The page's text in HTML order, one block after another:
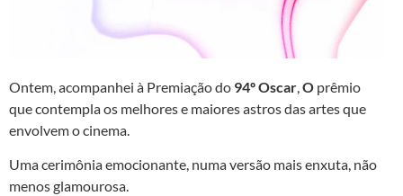
Ontem, acompanhei à Premiação do 94º Oscar,O prêmio
que contempla os melhores e maiores astros das artes que
envolvem o cinema.
Uma cerimônia emocionante, numa versão mais enxuta, não
menos glamourosa.